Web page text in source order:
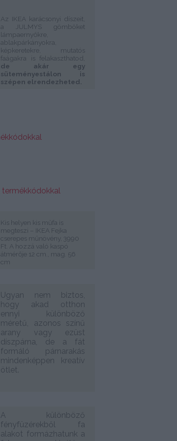
Az IKEA karácsonyi díszeit,
a JULMYS gömböket
lámpaernyőkre,
ablakpárkányokra,
képkeretekre, mutatós
faágakra is felakaszthatod,
de akár egy
süteményestálon is
szépen elrendezheted.
Kis helyen kis műfa is
megteszi – IKEA Fejka
cserepes műnövény, 3990
Ft. A hozzá való kaspó
átmérője 12 cm., mag. 56
cm
Ugyan nem biztos,
hogy akad otthon
ennyi különböző
méretű, azonos színű
arany vagy ezüst
díszpárna, de a fát
formáló párnarakás
mindenképpen kreatív
ötlet.
A különböző
fényfüzérekből fa
alakot formázhatunk a